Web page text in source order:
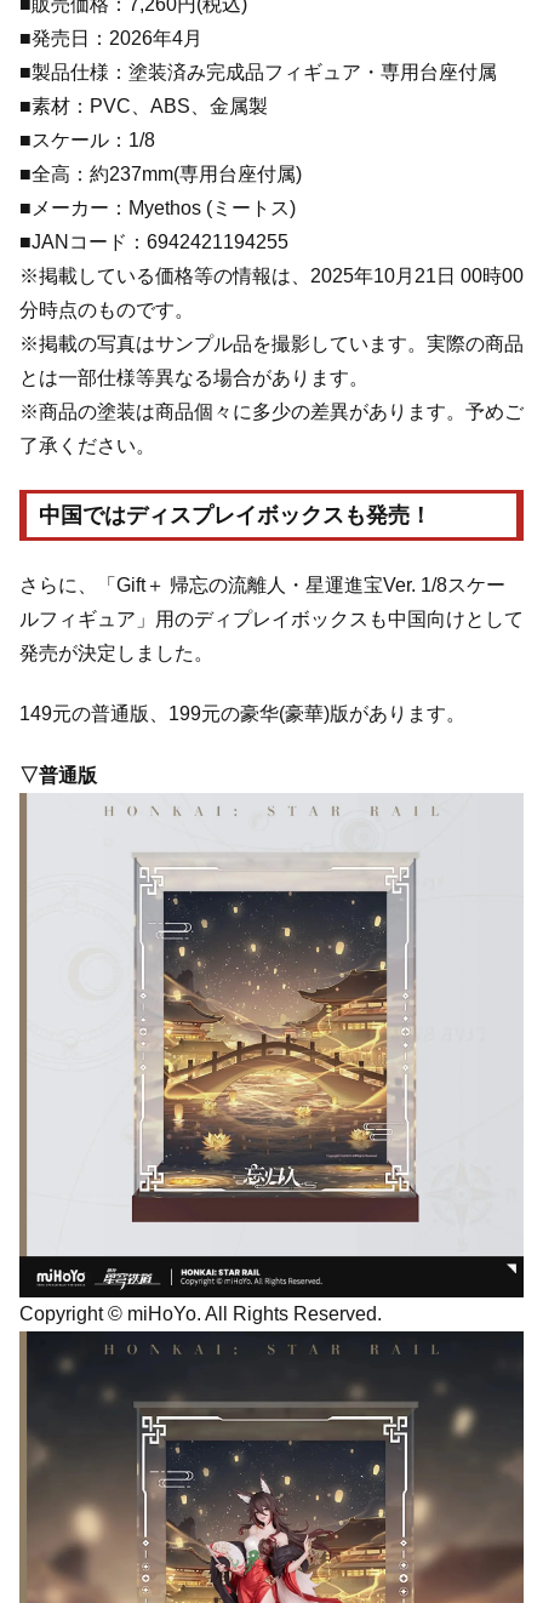
■販売価格：7,260円(税込)
■発売日：2026年4月
■製品仕様：塗装済み完成品フィギュア・専用台座付属
■素材：PVC、ABS、金属製
■スケール：1/8
■全高：約237mm(専用台座付属)
■メーカー：Myethos (ミートス)
■JANコード：6942421194255
※掲載している価格等の情報は、2025年10月21日 00時00
分時点のものです。
※掲載の写真はサンプル品を撮影しています。実際の商品
とは一部仕様等異なる場合があります。
※商品の塗装は商品個々に多少の差異があります。予めご
了承ください。
中国ではディスプレイボックスも発売！
さらに、「Gift＋ 帰忘の流離人・星運進宝Ver. 1/8スケー
ルフィギュア」用のディプレイボックスも中国向けとして
発売が決定しました。
149元の普通版、199元の豪华(豪華)版があります。
▽普通版
Copyright © miHoYo. All Rights Reserved.